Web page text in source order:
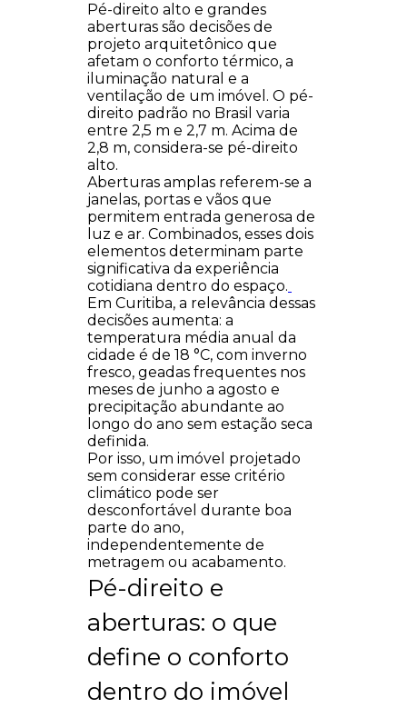
Pé-direito alto e grandes
aberturas são decisões de
projeto arquitetônico que
afetam o conforto térmico, a
iluminação natural e a
ventilação de um imóvel. O pé-
direito padrão no Brasil varia
entre 2,5 m e 2,7 m. Acima de
2,8 m, considera-se pé-direito
alto.
Aberturas amplas referem-se a
janelas, portas e vãos que
permitem entrada generosa de
luz e ar. Combinados, esses dois
elementos determinam parte
significativa da experiência
cotidiana dentro do espaço.
Em Curitiba, a relevância dessas
decisões aumenta: a
temperatura média anual da
cidade é de 18 °C, com inverno
fresco, geadas frequentes nos
meses de junho a agosto e
precipitação abundante ao
longo do ano sem estação seca
definida.
Por isso, um imóvel projetado
sem considerar esse critério
climático pode ser
desconfortável durante boa
parte do ano,
independentemente de
metragem ou acabamento.
Pé-direito e
aberturas: o que
define o conforto
dentro do imóvel